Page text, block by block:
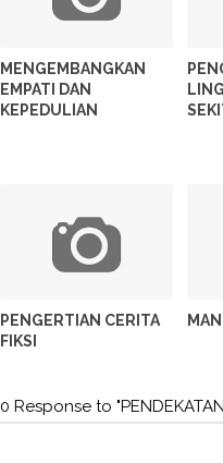
MENGEMBANGKAN
EMPATI DAN
KEPEDULIAN
PENGERTIAN CERITA
FIKSI
0 Response to